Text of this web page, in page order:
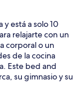
está a solo 10
relajarte con un
corporal o un
de la cocina
Este bed and
su gimnasio y su